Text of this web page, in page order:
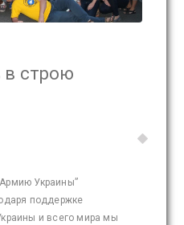
в строю
Украины”
поддержке
и всего мира мы